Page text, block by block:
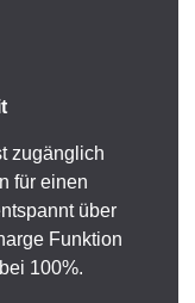
zugänglich
für einen
über
Funktion
100%.